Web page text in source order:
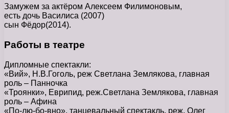
Замужем за актёром Алексеем Филимоновым,
есть дочь Василиса (2007)
сын Фёдор(2014).
Работы в театре
Дипломные спектакли:
«Вий», Н.В.Гоголь, реж Светлана Землякова, главная
роль – Панночка
«Троянки», Еврипид, реж.Светлана Землякова, главная
роль – Афина
«По-лю-бо-вно», танцевальный спектакль, реж. Олег